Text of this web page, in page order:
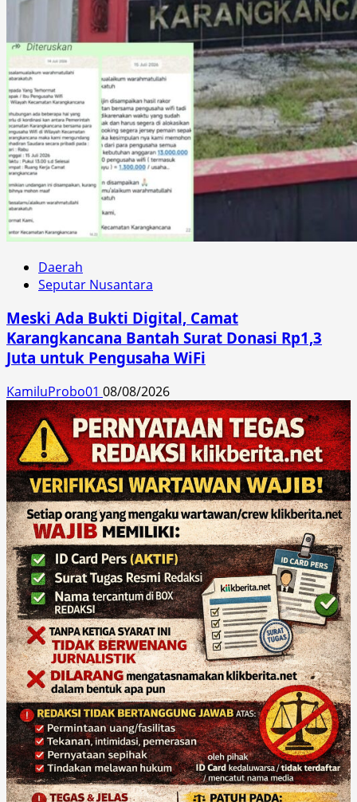
Daerah
Seputar Nusantara
Meski Ada Bukti Digital, Camat
Karangkancana Bantah Surat Donasi Rp1,3
Juta untuk Pengusaha WiFi
KamiluProbo01 08/08/2026